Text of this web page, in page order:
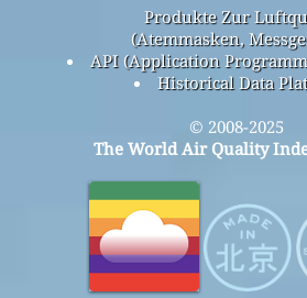
Produkte Zur
(Atemmasken,
API (Application
Historical Data
© 2008-2025
The World Air Quality